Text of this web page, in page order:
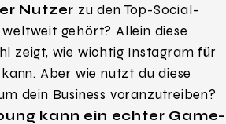
Nutzer zu den Top-Social-
gehört? Allein diese
zeigt, wie wichtig Instagram für
Aber wie nutzt du diese
dein Business voranzutreiben?
kann ein echter Game-